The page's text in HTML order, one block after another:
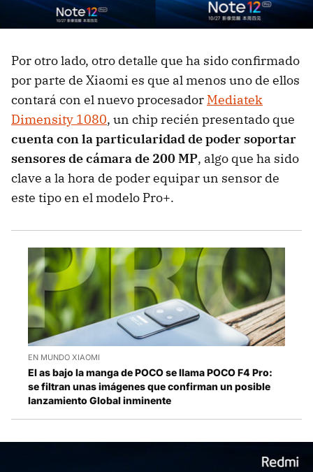
Por otro lado, otro detalle que ha sido confirmado
por parte de Xiaomi es que al menos uno de ellos
contará con el nuevo procesador Mediatek
Dimensity 1080, un chip recién presentado que
cuenta con la particularidad de poder soportar
sensores de cámara de 200 MP, algo que ha sido
clave a la hora de poder equipar un sensor de
este tipo en el modelo Pro+.
EN MUNDO XIAOMI
El as bajo la manga de POCO se llama POCO F4 Pro:
se filtran unas imágenes que confirman un posible
lanzamiento Global inminente